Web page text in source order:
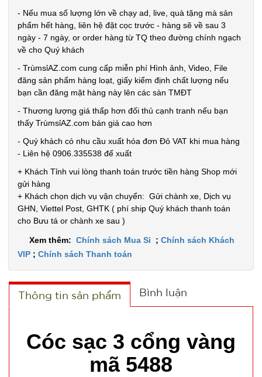
- Nếu mua số lượng lớn về chạy ad, live, quà tặng mà sản
phẩm hết hàng, liên hệ đặt cọc trước - hàng sẽ về sau 3
ngày - 7 ngày, or order hàng từ TQ theo đường chính ngạch
về cho Quý khách
- TrùmsỉAZ.com cung cấp miễn phí Hình ảnh, Video, File
đăng sản phẩm hàng loạt, giấy kiểm định chất lượng nếu
bạn cần đăng mặt hàng này lên các sàn TMĐT
- Thương lượng giá thấp hơn đối thủ cạnh tranh nếu bạn
thấy TrùmsỉAZ.com bán giá cao hơn
- Quý khách có nhu cầu xuất hóa đơn Đỏ VAT khi mua hàng
- Liên hệ 0906.335538 để xuất
+ Khách Tỉnh vui lòng thanh toán trước tiền hàng Shop mới
gửi hàng
+ Khách chọn dịch vụ vận chuyển: Gửi chành xe, Dịch vụ
GHN, Viettel Post, GHTK ( phí ship Quý khách thanh toán
cho Bưu tá or chành xe sau )
Xem thêm: Chính sách Mua Sỉ ; Chính sách Khách
VIP ; Chính sách Thanh toán
Thông tin sản phẩm Bình luận
Cóc sạc 3 cổng vàng
mã 5488